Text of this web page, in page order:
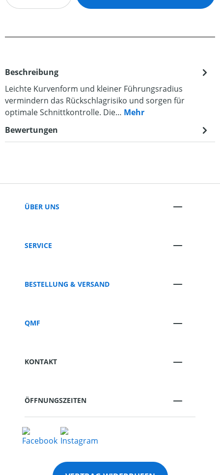
Beschreibung
Leichte Kurvenform und kleiner Führungsradius
vermindern das Rückschlagrisiko und sorgen für
optimale Schnittkontrolle. Die… Mehr
Bewertungen
ÜBER UNS
SERVICE
BESTELLUNG & VERSAND
QMF
KONTAKT
ÖFFNUNGSZEITEN